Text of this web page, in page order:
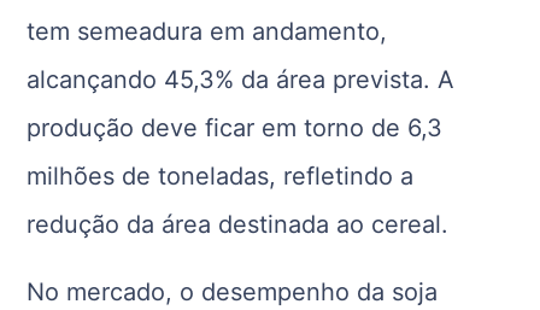
tem semeadura em andamento,
alcançando 45,3% da área prevista. A
produção deve ficar em torno de 6,3
milhões de toneladas, refletindo a
redução da área destinada ao cereal.
No mercado, o desempenho da soja